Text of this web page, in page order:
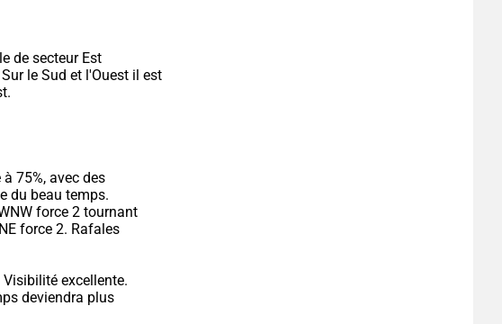
de secteur Est
le Sud et l'Ouest il est
75%, avec des
du beau temps.
force 2 tournant
force 2. Rafales
excellente.
deviendra plus